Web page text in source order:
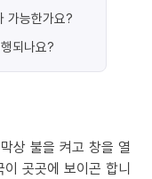
가능한가요?
되나요?
상 불을 켜고 창을 열
곳곳에 보이곤 합니